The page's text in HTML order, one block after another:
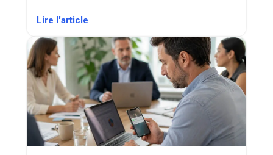
Lire l'article